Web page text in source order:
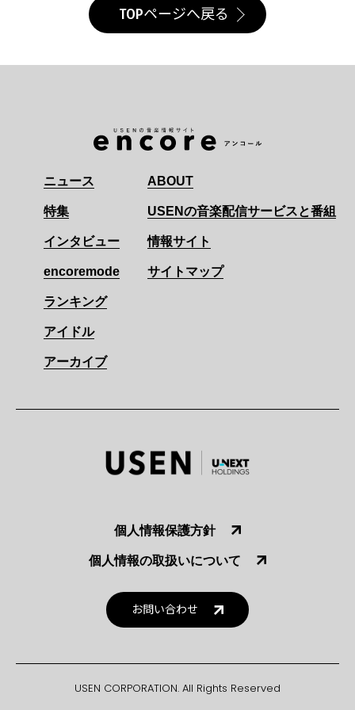
TOPページへ戻る
ニュース
特集
インタビュー
encoremode
ランキング
アイドル
アーカイブ
ABOUT
USENの音楽配信サービスと番組
情報サイト
サイトマップ
個人情報保護方針
個人情報の取扱いについて
お問い合わせ
USEN CORPORATION. All Rights Reserved